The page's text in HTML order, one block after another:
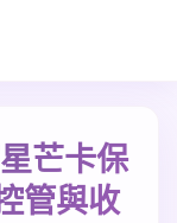
芒卡保
管與收